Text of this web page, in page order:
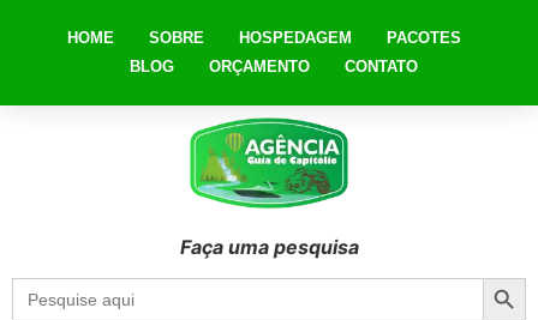
HOME SOBRE HOSPEDAGEM
PACOTES
BLOG
ORÇAMENTO CONTATO
Faça uma pesquisa
Search
for: